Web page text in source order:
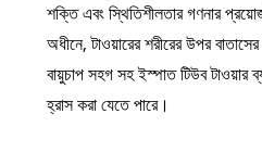
শক্তি এবং স্থিতিশীলতার গণনার
অধীনে, টাওয়ারের শরীরের উপর
বায়ুচাপ সহগ সহ ইস্পাত টিউব টাওয়ার
হ্রাস করা যেতে পারে।